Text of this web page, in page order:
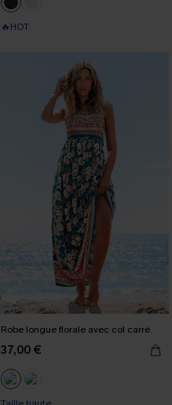
🔥HOT
Robe longue florale avec col carré
37,00 €